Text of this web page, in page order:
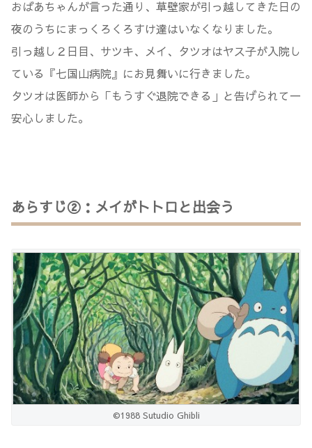
おばあちゃんが言った通り、草壁家が引っ越してきた日の
夜のうちにまっくろくろすけ達はいなくなりました。
引っ越し２日目、サツキ、メイ、タツオはヤス子が入院し
ている『七国山病院』にお見舞いに行きました。
タツオは医師から「もうすぐ退院できる」と告げられて一
安心しました。
あらすじ②：メイがトトロと出会う
©1988 Sutudio Ghibli